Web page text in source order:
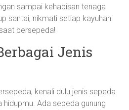
sampai kehabisan tenaga
santai, nikmati setiap kayuhan
bersepeda!
Jenis
kenali dulu jenis sepeda
Ada sepeda gunung